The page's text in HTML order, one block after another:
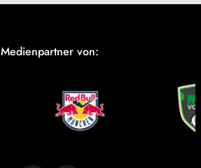
Medienpartner von: